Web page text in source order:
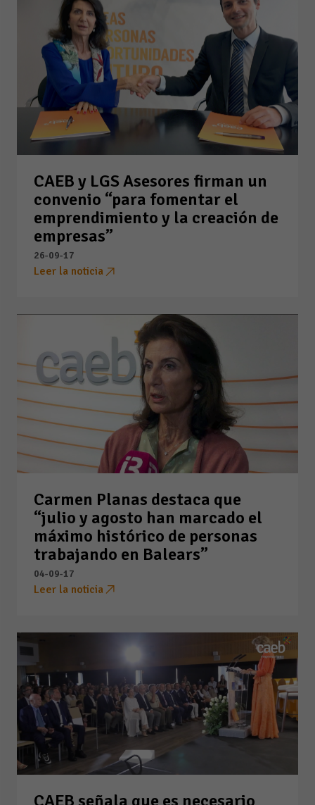
CAEB y LGS Asesores firman un
convenio “para fomentar el
emprendimiento y la creación de
empresas”
26-09-17
Leer la noticia
Carmen Planas destaca que
“julio y agosto han marcado el
máximo histórico de personas
trabajando en Balears”
04-09-17
Leer la noticia